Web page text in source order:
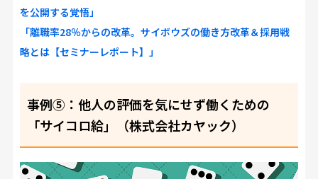
を公開する覚悟」
「離職率28％からの改革。サイボウズの働き方改革＆採用戦
略とは【セミナーレポート】」
事例⑤：他人の評価を気にせず働くための
「サイコロ給」（株式会社カヤック）